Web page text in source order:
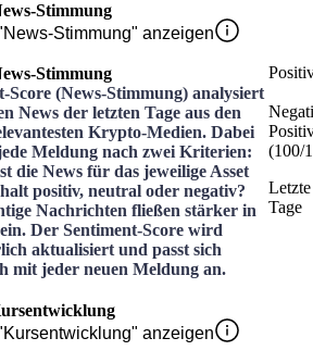
Stimmung
Stimmung" anzeigen
Stimmung
Score (News-Stimmung) analysiert
News der letzten Tage aus den
Krypto-Medien. Dabei
Meldung nach zwei Kriterien:
die News für das jeweilige Asset
positiv, neutral oder negativ?
Nachrichten fließen stärker in
Der Sentiment-Score wird
aktualisiert und passt sich
mit jeder neuen Meldung an.
(100/
Tage
anzeigen